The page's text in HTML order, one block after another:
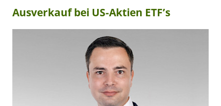
Ausverkauf bei US-Aktien ETF’s